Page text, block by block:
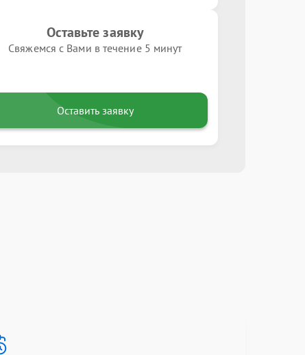
Оставьте заявку
Свяжемся с Вами в течение 5 минут
Оставить заявку